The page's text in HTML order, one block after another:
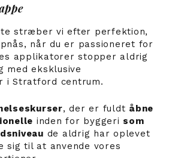
stræber vi efter perfektion,
når du er passioneret for
applikatorer stopper aldrig
med eksklusive
i Stratford centrum.
, der er fuldt åbne
inden for byggeri som
de aldrig har oplevet
sig til at anvende vores